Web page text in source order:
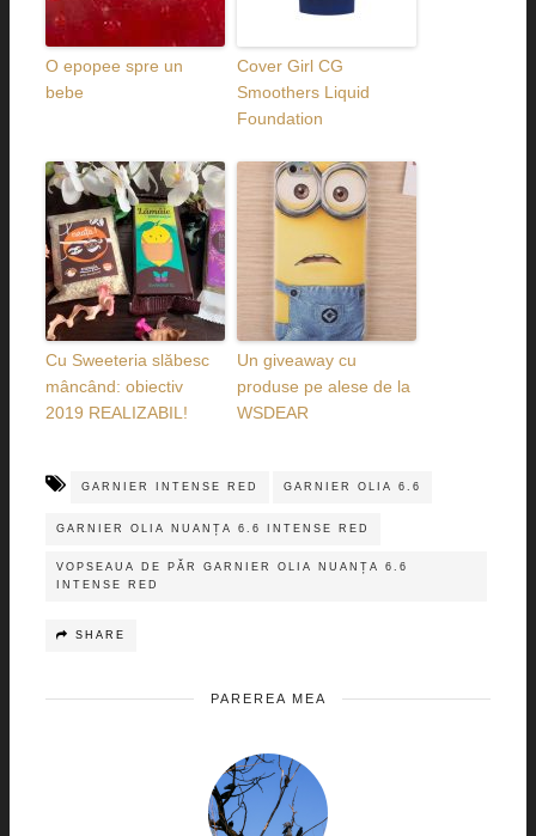
O epopee spre un
bebe
Cover Girl CG
Smoothers Liquid
Foundation
Cu Sweeteria slăbesc
mâncând: obiectiv
2019 REALIZABIL!
Un giveaway cu
produse pe alese de la
WSDEAR
GARNIER INTENSE RED GARNIER OLIA 6.6
GARNIER OLIA NUANȚA 6.6 INTENSE RED
VOPSEAUA DE PĂR GARNIER OLIA NUANȚA 6.6
INTENSE RED
SHARE
PAREREA MEA